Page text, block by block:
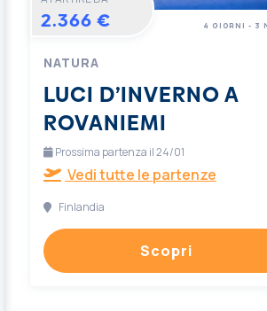
2.366 €
NATURA
LUCI D’INVERNO A
ROVANIEMI
4 GIORNI - 3
Prossima partenza il 24/01
Vedi tutte le partenze
Finlandia
Scopri